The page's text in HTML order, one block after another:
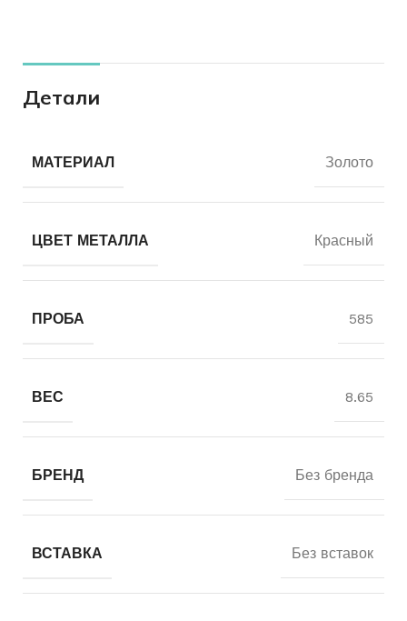
Детали
МАТЕРИАЛ Золото
ЦВЕТ МЕТАЛЛА Красный
ПРОБА 585
ВЕС 8.65
БРЕНД Без бренда
ВСТАВКА Без вставок